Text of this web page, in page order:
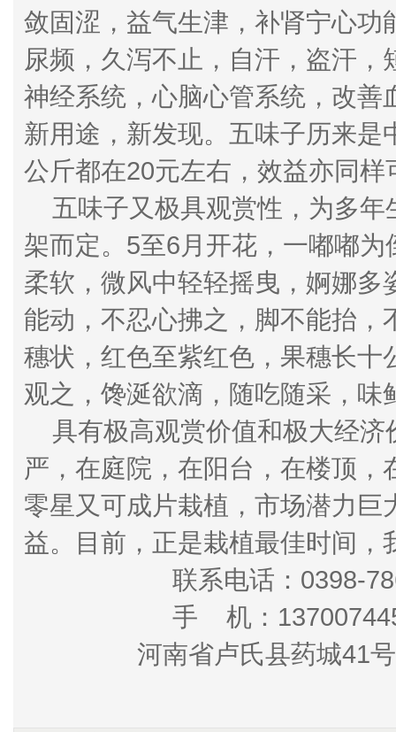
敛固涩，益气生津，补肾宁心
尿频，久泻不止，自汗，盗汗
神经系统，心脑心管系统，改
新用途，新发现。五味子历来
公斤都在20元左右，效益亦同样
五味子又极具观赏性，为多年
架而定。5至6月开花，一嘟嘟
柔软，微风中轻轻摇曳，婀娜
能动，不忍心拂之，脚不能抬
穗状，红色至紫红色，果穗长
观之，馋涎欲滴，随吃随采，
具有极高观赏价值和极大经济
严，在庭院，在阳台，在楼顶
零星又可成片栽植，市场潜力
益。目前，正是栽植最佳时间
联系电话：0398-
手 机：
河南省卢氏县药城41号